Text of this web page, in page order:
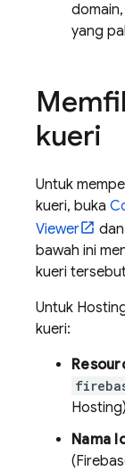
yang
kueri
Untuk
kueri, buka
Viewer
dan
bawah ini
kueri
Untuk
kueri:
Hosting)
Nama
(